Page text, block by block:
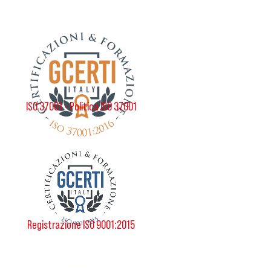
ISO 37001 - Politica ISO 37001
Registrazione ISO 9001:2015